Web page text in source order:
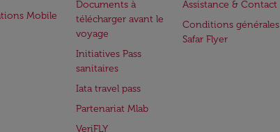
Mobile
Documents à
télécharger avant le
voyage
Initiatives Pass
sanitaires
Iata travel pass
Partenariat Mlab
VeriFLY
Assistance & Contact
Conditions générales
Safar Flyer